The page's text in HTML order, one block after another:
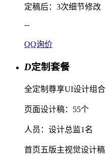
定稿后：3次细节修改
--
QQ询价
D定制套餐
全定制尊享UI设计组合
页面设计稿：55个
人员：设计总监1名
首页五版主视觉设计稿